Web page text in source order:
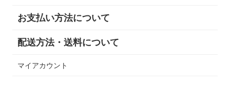
お支払い方法について
配送方法・送料について
マイアカウント